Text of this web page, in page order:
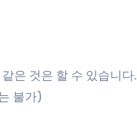
은 것은 할 수 있습니다.
불가)